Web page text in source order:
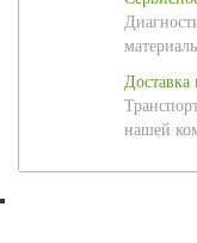
нашей